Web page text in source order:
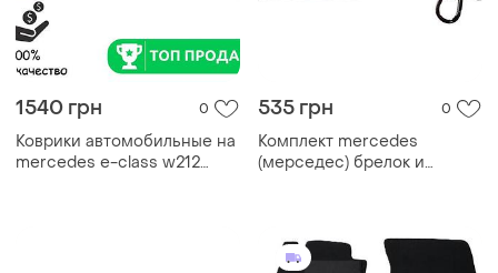
1540 грн 0
Коврики автомобильные на
mercedes e-class w212
535 грн 0
Комплект mercedes
(мерседес) брелок и